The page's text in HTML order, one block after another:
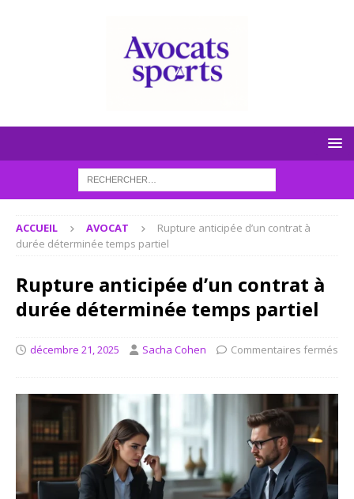
ACCUEIL AVOCAT
Rupture anticipée d’un contrat à
durée déterminée temps partiel
Rupture anticipée d’un contrat à
durée déterminée temps partiel
décembre 21, 2025 Sacha Cohen Commentaires fermés